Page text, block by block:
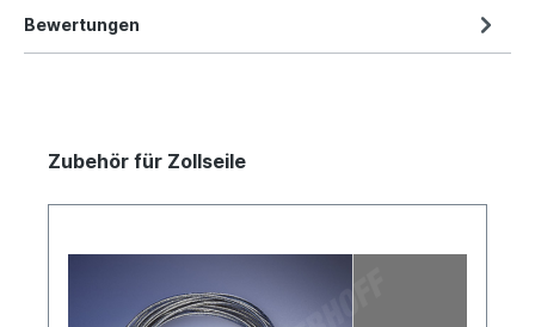
Bewertungen
Zubehör für Zollseile